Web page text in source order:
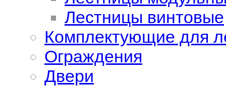
Лестницы винтовые
Комплектующие для
Ограждения
Двери